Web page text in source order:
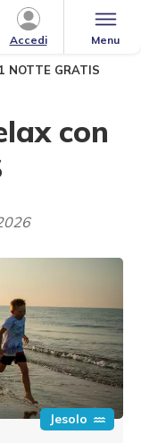
Menu
Accedi
GRATIS
con
Jesolo